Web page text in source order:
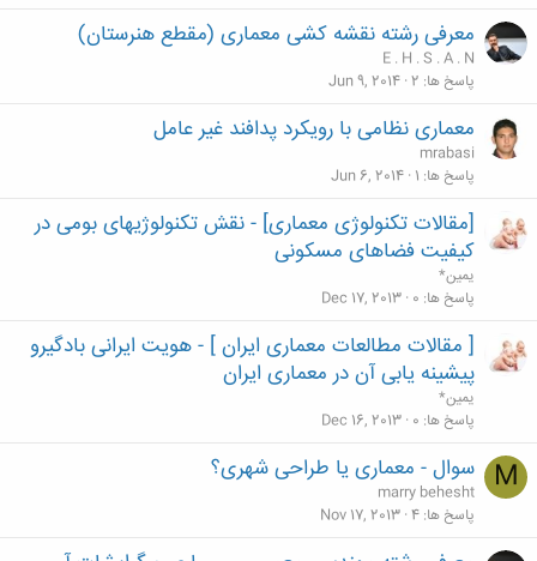
معرفی رشته نقشه کشی معماری (مقطع هنرستان)
E . H . S . A . N
پاسخ ها 2
Jun 9, 2014
معماری نظامی با رویکرد پدافند غیر عامل
mrabasi
پاسخ ها 1
Jun 6, 2014
[مقالات تکنولوژی معماری] - نقش تکنولوژیهای بومی در
کیفیت فضاهای مسکونی
یمین*
پاسخ ها 0
Dec 17, 2013
[ مقالات مطالعات معماری ایران ] - هویت ایرانی بادگیرو
پیشینه یابی آن در معماری ایران
یمین*
پاسخ ها 0
Dec 16, 2013
M سوال - معماری یا طراحی شهری؟
marry behesht
پاسخ ها 4
Nov 17, 2013